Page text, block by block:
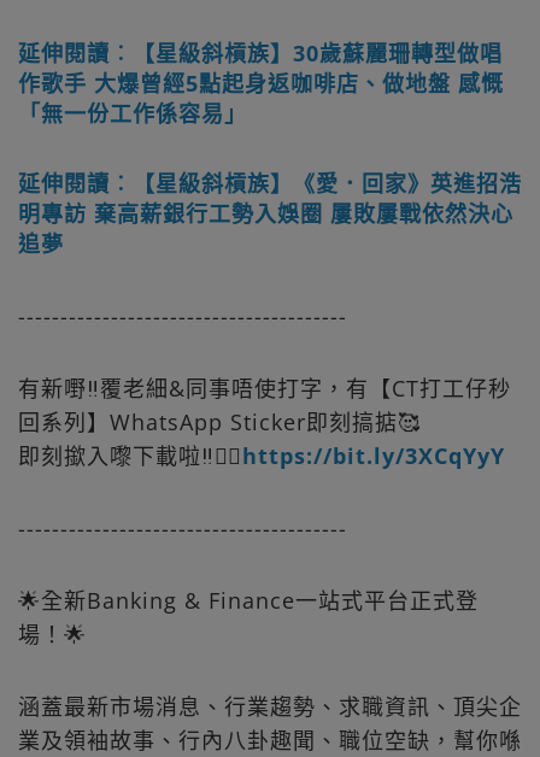
延伸閱讀︰【星級斜槓族】30歲蘇麗珊轉型做唱
作歌手 大爆曾經5點起身返咖啡店、做地盤 感慨
「無一份工作係容易」
延伸閱讀︰【星級斜槓族】《愛．回家》英進招浩
明專訪 棄高薪銀行工勢入娛圈 屢敗屢戰依然決心
追夢
---------------------------------------
有新嘢‼️覆老細&同事唔使打字，有【CT打工仔秒
回系列】WhatsApp Sticker即刻搞掂🥰
即刻撳入嚟下載啦‼️👉🏻https://bit.ly/3XCqYyY
---------------------------------------
🌟全新Banking & Finance一站式平台正式登
場！🌟
涵蓋最新市場消息、行業趨勢、求職資訊、頂尖企
業及領袖故事、行內八卦趣聞、職位空缺，幫你喺